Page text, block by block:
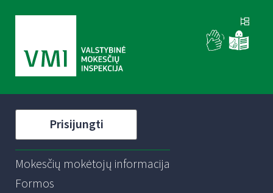
Prisijungti
Mokesčių mokėtojų informacija
Formos